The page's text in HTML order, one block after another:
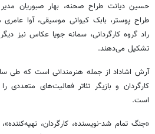
حسین دیانت طراح صحنه، بهار صبوریان
طراح پوستر، بابک کیوانی موسیقی، آوا
راد گروه کارگردانی، سمانه جویا عکاس نیز
تشکیل می‌دهند.
آرش اشاداد از جمله هنرمندانی است که طی
کارگردان و بازیگر تئاتر فعالیت‌های
است.
«جنگ تمام شد-نویسنده، کارگردان،